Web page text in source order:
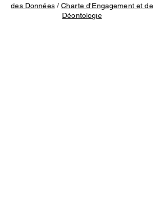
des Données/Charte d'Engagement et de
Déontologie